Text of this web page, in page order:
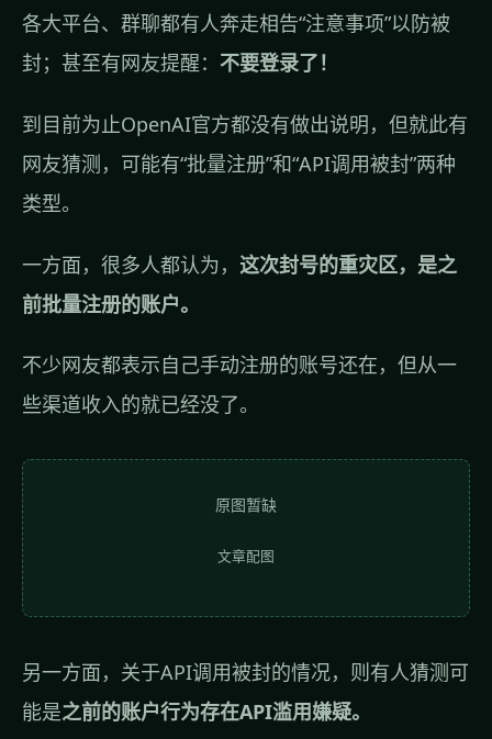
各大平台、群聊都有人奔走相告“注意事项”以防被
封；甚至有网友提醒： 不要登录了！
到目前为止OpenAI官方都没有做出说明，但就此有
网友猜测，可能有“批量注册”和“API调用被封”两种
类型。
一方面，很多人都认为， 这次封号的重灾区，是之
前批量注册的账户。
不少网友都表示自己手动注册的账号还在，但从一
些渠道收入的就已经没了。
原图暂缺
文章配图
另一方面，关于API调用被封的情况，则有人猜测可
能是之前的账户行为存在API滥用嫌疑。